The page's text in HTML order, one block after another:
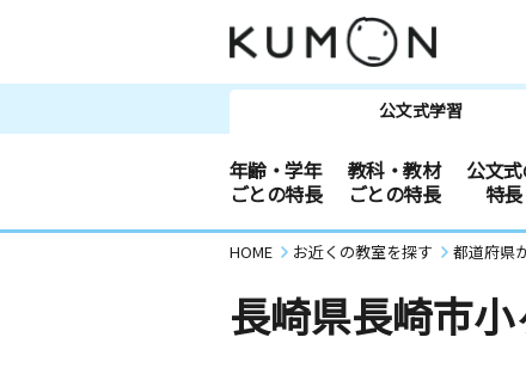
公文式学習
年齢・学年
ごとの特長
教科・教材
ごとの特長
公文
特長
HOME お近くの教室を探す 都道府県
長崎県長崎市